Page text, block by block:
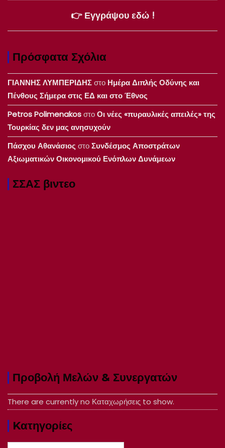
👉 Εγγράψου εδώ !
Πρόσφατα Σχόλια
ΓΙΑΝΝΗΣ ΛΥΜΠΕΡΙΔΗΣστο Ημέρα Διπλής Οδύνης και
Πένθους Σήμερα στις ΕΔ και στο Έθνος
Petros PolimenakosστοΟι νέες «πυραυλικές απειλές» της
Τουρκίας δεν μας ανησυχούν
Πάσχου Αθανάσιος στοΣυνδέσμος Αποστράτων
Αξιωματικών Οικονομικού Ενόπλων Δυνάμεων
ΣΣΑΣ βιντεο
Προβολή Μελών & Συνεργατών
There are currently no Καταχωρήσεις to show.
Kατηγορίες